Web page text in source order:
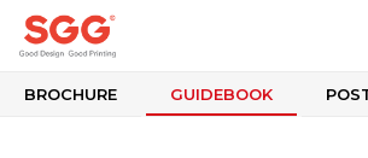
BROCHURE GUIDEBOOK